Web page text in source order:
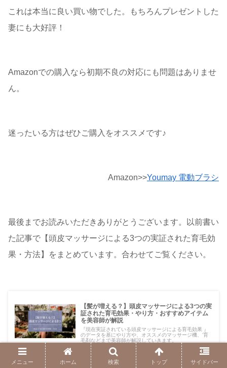
これは本当に良い買い物でした。もちろんプレゼントした
妻にも大好評！
Amazonでの購入なら初期不良の対応にも問題はありませ
ん。
迷ったいる方はぜひご購入をオススメです♪
Amazon>>Youmay 電動ブラシ
最後までお読みいただきありがとうございます。以前書い
た記事で【頭皮マッサージによる3つの実証された育毛効
果・方法】をまとめています。合わせてご覧ください。
【髪が増える？】頭皮マッサージによる3つの実
証された育毛効果・やり方・おすすめアイテム
を美容師が解説
『現在実証されている頭皮マッサージによる育毛効果 』
のデータを基にやり方や、オススメのマッサージ機、’育
毛剤などまで美容師が解説していきます。
gaguarblog.com 2021.08.28
メニュー ホーム 検索 トップ サイドバー